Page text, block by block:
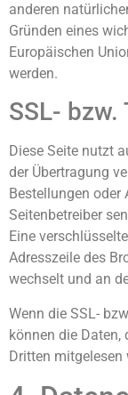
anderen
Gründen eines
Europäischen
werden.
SSL-
Diese Seite nutzt
der Übertragung
Bestellungen oder
Seitenbetreiber
Eine
Adresszeile des
wechselt und an
Wenn die SSL-
können die Daten,
Dritten mitgelesen